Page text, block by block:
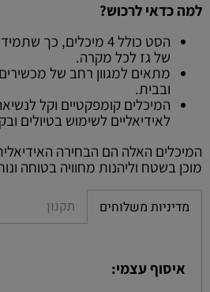
למה כדאי לרכוש?
הסט כולל 4 מיכלים,
של גז לכל מקרה.
מתאים למגוון רחב של
ובבית.
המיכלים קומפקטיים וקל
לאידיאליים לשימוש בטיולים
המיכלים האלה הם הבחירה
מוכן בשטח וליהנות מחוויה בטוחה
מדיניות משלוחים תקנון
איסוף עצמי: